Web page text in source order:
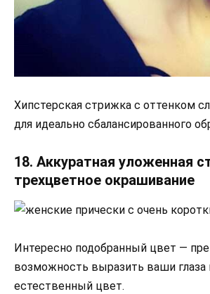
Хипстерская стрижка с оттенком
для идеально сбалансированного
18. Аккуратная уложенная
трехцветное окрашивание
Интересно подобранный цвет —
возможность выразить ваши глаза
естественный цвет.